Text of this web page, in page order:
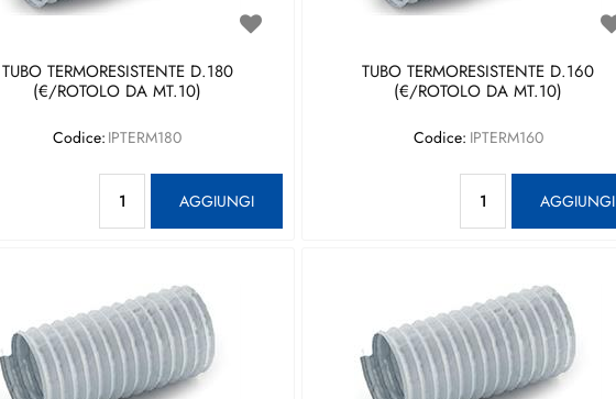
TUBO TERMORESISTENTE D.180
(€/ROTOLO DA MT.10)
Codice: IPTERM180
AGGIUNGI
TUBO TERMORESISTENTE D.160
(€/ROTOLO DA MT.10)
Codice: IPTERM160
AGGIUNGI